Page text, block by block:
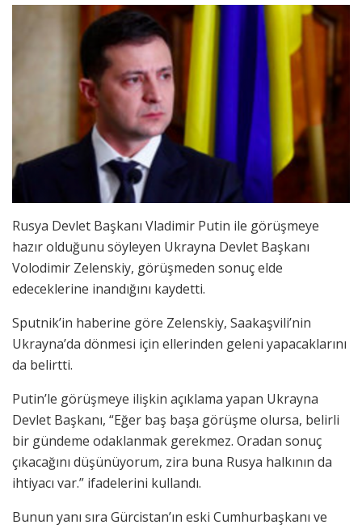
Rusya Devlet Başkanı Vladimir Putin ile görüşmeye
hazır olduğunu söyleyen Ukrayna Devlet Başkanı
Volodimir Zelenskiy, görüşmeden sonuç elde
edeceklerine inandığını kaydetti.
Sputnik’in haberine göre Zelenskiy, Saakaşvili’nin
Ukrayna’da dönmesi için ellerinden geleni yapacaklarını
da belirtti.
Putin’le görüşmeye ilişkin açıklama yapan Ukrayna
Devlet Başkanı, “Eğer baş başa görüşme olursa, belirli
bir gündeme odaklanmak gerekmez. Oradan sonuç
çıkacağını düşünüyorum, zira buna Rusya halkının da
ihtiyacı var.” ifadelerini kullandı.
Bunun yanı sıra Gürcistan’ın eski Cumhurbaşkanı ve